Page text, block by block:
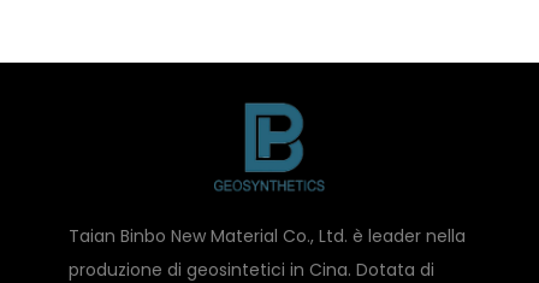
Taian Binbo New Material Co., Ltd. è leader nella
produzione di geosintetici in Cina. Dotata di